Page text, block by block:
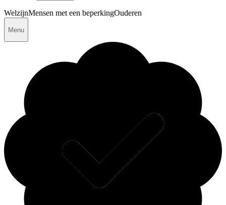
WelzijnMensen met een beperkingOuderen
Menu